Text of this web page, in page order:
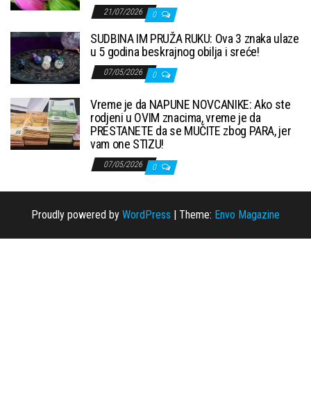
21/07/2026 0
SUDBINA IM PRUŽA RUKU: Ova 3 znaka ulaze
u 5 godina beskrajnog obilja i sreće!
07/05/2026 0
Vreme je da NAPUNE NOVCANIKE: Ako ste
rodjeni u OVIM znacima, vreme je da
PRESTANETE da se MUČITE zbog PARA, jer
vam one STIZU!
07/05/2026 0
Proudly powered by WordPress Theme: Envo Magazine